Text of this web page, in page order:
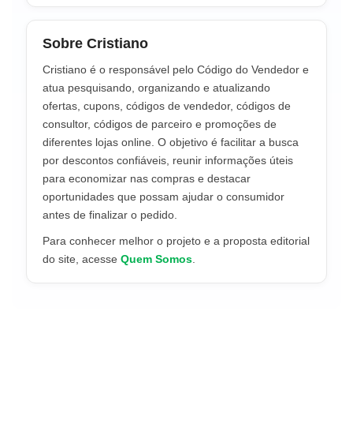
Sobre Cristiano
Cristiano é o responsável pelo Código do Vendedor e
atua pesquisando, organizando e atualizando
ofertas, cupons, códigos de vendedor, códigos de
consultor, códigos de parceiro e promoções de
diferentes lojas online. O objetivo é facilitar a busca
por descontos confiáveis, reunir informações úteis
para economizar nas compras e destacar
oportunidades que possam ajudar o consumidor
antes de finalizar o pedido.
Para conhecer melhor o projeto e a proposta editorial
do site, acesse Quem Somos